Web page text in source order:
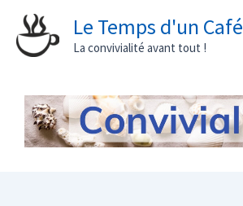
Aller
contenu
Le Temps d'un Café
La convivialité avant tout !